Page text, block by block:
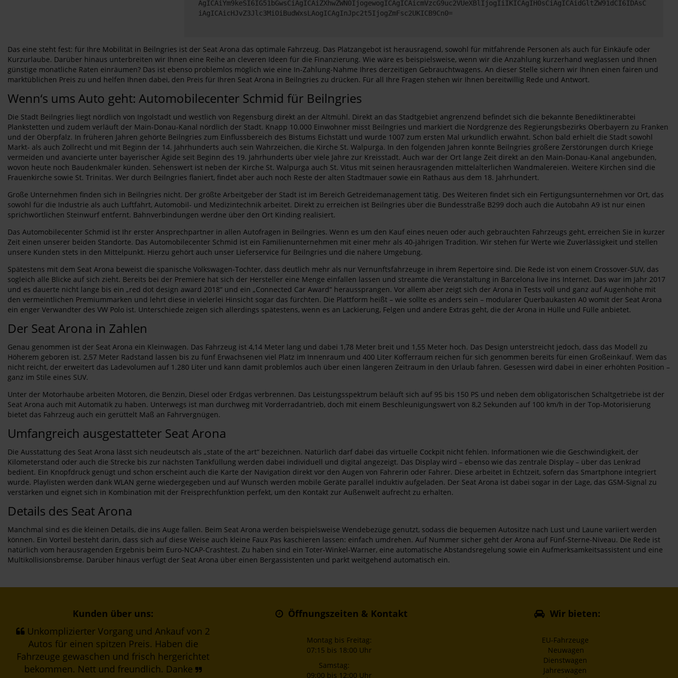
AgICAiYm9keSI6IG51bGwsCiAgICAiZXhwZWN0IjogewogICAgICAicmVzcG9uc2VUeXBlIjogIiIKICAgIH0sCiAgICAidGltZW91dCI6IDAsC
iAgICAicHJvZ3Jlc3MiOiBudWxsLAogICAgInJpc2t5IjogZmFsc2UKICB9Cn0=
Das eine steht fest: für Ihre Mobilität in Beilngries ist der Seat Arona das optimale Fahrzeug. Das Platzangebot ist herausragend, sowohl für mitfahrende Personen als auch für Einkäufe oder
Kurzurlaube. Darüber hinaus unterbreiten wir Ihnen eine Reihe an cleveren Ideen für die Finanzierung. Wie wäre es beispielsweise, wenn wir die Anzahlung kurzerhand weglassen und Ihnen
günstige monatliche Raten einräumen? Das ist ebenso problemlos möglich wie eine In-Zahlung-Nahme Ihres derzeitigen Gebrauchtwagens. An dieser Stelle sichern wir Ihnen einen fairen und
marktüblichen Preis zu und helfen Ihnen dabei, den Preis für Ihren Seat Arona in Beilngries zu drücken. Für all Ihre Fragen stehen wir Ihnen bereitwillig Rede und Antwort.
Wenn‘s ums Auto geht: Automobilecenter Schmid für Beilngries
Die Stadt Beilngries liegt nördlich von Ingolstadt und westlich von Regensburg direkt an der Altmühl. Direkt an das Stadtgebiet angrenzend befindet sich die bekannte Benediktinerabtei
Plankstetten und zudem verläuft der Main-Donau-Kanal nördlich der Stadt. Knapp 10.000 Einwohner misst Beilngries und markiert die Nordgrenze des Regierungsbezirks Oberbayern zu Franken
und der Oberpfalz. In früheren Jahren gehörte Beilngries zum Einflussbereich des Bistums Eichstätt und wurde 1007 zum ersten Mal urkundlich erwähnt. Schon bald erhielt die Stadt sowohl
Markt- als auch Zollrecht und mit Beginn der 14. Jahrhunderts auch sein Wahrzeichen, die Kirche St. Walpurga. In den folgenden Jahren konnte Beilngries größere Zerstörungen durch Kriege
vermeiden und avancierte unter bayerischer Ägide seit Beginn des 19. Jahrhunderts über viele Jahre zur Kreisstadt. Auch war der Ort lange Zeit direkt an den Main-Donau-Kanal angebunden,
wovon heute noch Baudenkmäler künden. Sehenswert ist neben der Kirche St. Walpurga auch St. Vitus mit seinen herausragenden mittelalterlichen Wandmalereien. Weitere Kirchen sind die
Frauenkirche sowie St. Trinitas. Wer durch Beilngries flaniert, findet aber auch noch Reste der alten Stadtmauer sowie ein Rathaus aus dem 18. Jahrhundert.
Große Unternehmen finden sich in Beilngries nicht. Der größte Arbeitgeber der Stadt ist im Bereich Getreidemanagement tätig. Des Weiteren findet sich ein Fertigungsunternehmen vor Ort, das
sowohl für die Industrie als auch Luftfahrt, Automobil- und Medizintechnik arbeitet. Direkt zu erreichen ist Beilngries über die Bundesstraße B299 doch auch die Autobahn A9 ist nur einen
sprichwörtlichen Steinwurf entfernt. Bahnverbindungen werdne über den Ort Kinding realisiert.
Das Automobilecenter Schmid ist Ihr erster Ansprechpartner in allen Autofragen in Beilngries. Wenn es um den Kauf eines neuen oder auch gebrauchten Fahrzeugs geht, erreichen Sie in kurzer
Zeit einen unserer beiden Standorte. Das Automobilecenter Schmid ist ein Familienunternehmen mit einer mehr als 40-jährigen Tradition. Wir stehen für Werte wie Zuverlässigkeit und stellen
unsere Kunden stets in den Mittelpunkt. Hierzu gehört auch unser Lieferservice für Beilngries und die nähere Umgebung.
Spätestens mit dem Seat Arona beweist die spanische Volkswagen-Tochter, dass deutlich mehr als nur Vernunftsfahrzeuge in ihrem Repertoire sind. Die Rede ist von einem Crossover-SUV, das
sogleich alle Blicke auf sich zieht. Bereits bei der Premiere hat sich der Hersteller eine Menge einfallen lassen und streamte die Veranstaltung in Barcelona live ins Internet. Das war im Jahr 2017
und es dauerte nicht lange bis ein „red dot design award 2018“ und ein „Connected Car Award“ heraussprangen. Vor allem aber zeigt sich der Arona in Tests voll und ganz auf Augenhöhe mit
den vermeintlichen Premiummarken und lehrt diese in vielerlei Hinsicht sogar das fürchten. Die Plattform heißt – wie sollte es anders sein – modularer Querbaukasten A0 womit der Seat Arona
ein enger Verwandter des VW Polo ist. Unterschiede zeigen sich allerdings spätestens, wenn es an Lackierung, Felgen und andere Extras geht, die der Arona in Hülle und Fülle anbietet.
Der Seat Arona in Zahlen
Genau genommen ist der Seat Arona ein Kleinwagen. Das Fahrzeug ist 4,14 Meter lang und dabei 1,78 Meter breit und 1,55 Meter hoch. Das Design unterstreicht jedoch, dass das Modell zu
Höherem geboren ist. 2,57 Meter Radstand lassen bis zu fünf Erwachsenen viel Platz im Innenraum und 400 Liter Kofferraum reichen für sich genommen bereits für einen Großeinkauf. Wem das
nicht reicht, der erweitert das Ladevolumen auf 1.280 Liter und kann damit problemlos auch über einen längeren Zeitraum in den Urlaub fahren. Gesessen wird dabei in einer erhöhten Position –
ganz im Stile eines SUV.
Unter der Motorhaube arbeiten Motoren, die Benzin, Diesel oder Erdgas verbrennen. Das Leistungsspektrum beläuft sich auf 95 bis 150 PS und neben dem obligatorischen Schaltgetriebe ist der
Seat Arona auch mit Automatik zu haben. Unterwegs ist man durchweg mit Vorderradantrieb, doch mit einem Beschleunigungswert von 8,2 Sekunden auf 100 km/h in der Top-Motorisierung
bietet das Fahrzeug auch ein gerüttelt Maß an Fahrvergnügen.
Umfangreich ausgestatteter Seat Arona
Die Ausstattung des Seat Arona lässt sich neudeutsch als „state of the art“ bezeichnen. Natürlich darf dabei das virtuelle Cockpit nicht fehlen. Informationen wie die Geschwindigkeit, der
Kilometerstand oder auch die Strecke bis zur nächsten Tankfüllung werden dabei individuell und digital angezeigt. Das Display wird – ebenso wie das zentrale Display – über das Lenkrad
bedient. Ein Knopfdruck genügt und schon erscheint auch die Karte der Navigation direkt vor den Augen von Fahrerin oder Fahrer. Diese arbeitet in Echtzeit, sofern das Smartphone integriert
wurde. Playlisten werden dank WLAN gerne wiedergegeben und auf Wunsch werden mobile Geräte parallel induktiv aufgeladen. Der Seat Arona ist dabei sogar in der Lage, das GSM-Signal zu
verstärken und eignet sich in Kombination mit der Freisprechfunktion perfekt, um den Kontakt zur Außenwelt aufrecht zu erhalten.
Details des Seat Arona
Manchmal sind es die kleinen Details, die ins Auge fallen. Beim Seat Arona werden beispielsweise Wendebezüge genutzt, sodass die bequemen Autositze nach Lust und Laune variiert werden
können. Ein Vorteil besteht darin, dass sich auf diese Weise auch kleine Faux Pas kaschieren lassen: einfach umdrehen. Auf Nummer sicher geht der Arona auf Fünf-Sterne-Niveau. Die Rede ist
natürlich vom herausragenden Ergebnis beim Euro-NCAP-Crashtest. Zu haben sind ein Toter-Winkel-Warner, eine automatische Abstandsregelung sowie ein Aufmerksamkeitsassistent und eine
Multikollisionsbremse. Darüber hinaus verfügt der Seat Arona über einen Bergassistenten und parkt weitgehend automatisch ein.
Kunden über uns:
Unkomplizierter Vorgang und Ankauf von 2
Autos für einen spitzen Preis. Haben die
Fahrzeuge gewaschen und frisch hergerichtet
bekommen. Nett und freundlich. Danke
Öffnungszeiten & Kontakt
Montag bis Freitag:
07:15 bis 18:00 Uhr
Samstag:
09:00 bis 12:00 Uhr
Wir bieten:
EU-Fahrzeuge
Neuwagen
Dienstwagen
Jahreswagen